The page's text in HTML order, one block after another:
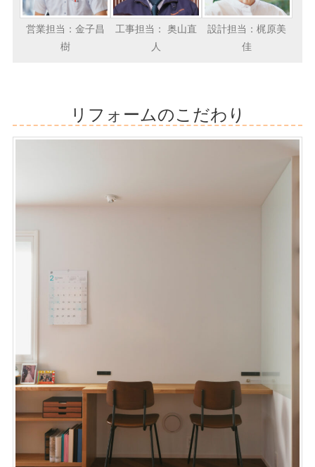
営業担当：金子昌
樹
工事担当： 奥山直
人
設計担当：梶原美
佳
リフォームのこだわり